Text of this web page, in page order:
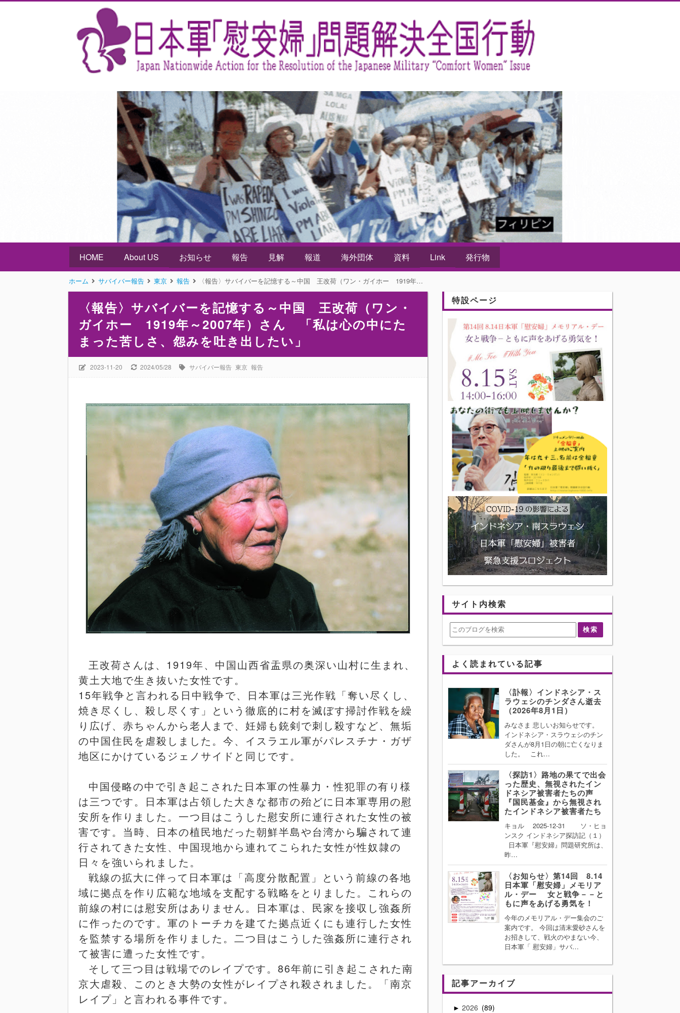
HOME About US お知らせ 報告 見解 報道 海外団体 資料 Link 発行物
ホーム サバイバー報告 東京 報告 〈報告〉サバイバーを記憶する～中国 王改荷（ワン・ガイホー 1919年～2007年）さん 「私は心の中にたまった苦しさ、怨みを吐き出したい」
〈報告〉サバイバーを記憶する～中国 王改荷（ワン・
ガイホー 1919年～2007年）さん 「私は心の中にた
まった苦しさ、怨みを吐き出したい」
2023-11-20 2024/05/28 サバイバー報告 東京 報告
王改荷さんは、 1919年、中国山西省盂県の奥深い山村に生まれ、
黄土大地で生き抜いた女性です。
15年戦争と言われる日中戦争で、日本軍は三光作戦「奪い尽くし、
焼き尽くし、殺し尽くす」という徹底的に村を滅ぼす掃討作戦を繰
り広げ、赤ちゃんから老人まで、妊婦も銃剣で刺し殺すなど、無垢
の中国住民を虐殺しました。今、イスラエル軍がパレスチナ・ガザ
地区にかけているジェノサイドと同じです。
中国侵略の中で引き起こされた日本軍の性暴力・性犯罪の有り様
は三つです。日本軍は占領した大きな都市の殆どに日本軍専用の慰
安所を作りました。一つ目はこうした慰安所に連行された女性の被
害です。当時、日本の植民地だった朝鮮半島や台湾から騙されて連
行されてきた女性、中国現地から連れてこられた女性が性奴隷の
日々を強いられました。
戦線の拡大に伴って日本軍は「高度分散配置」という前線の各地
域に拠点を作り広範な地域を支配する戦略をとりました。これらの
前線の村には慰安所はありません。日本軍は、民家を接収し強姦所
に作ったのです。軍のトーチカを建てた拠点近くにも連行した女性
を監禁する場所を作りました。二つ目はこうした強姦所に連行され
て被害に遭った女性です。
そして三つ目は戦場でのレイプです。86年前に引き起こされた南
京大虐殺、このとき大勢の女性がレイプされ殺されました。「南京
レイプ」と言われる事件です。
特設ページ
サイト内検索
よく読まれている記事
〈訃報〉インドネシア・ス
ラウェシのチンダさん逝去
（2026年8月1日）
みなさま 悲しいお知らせです。
インドネシア・スラウェシのチン
ダさんが8月1日の朝に亡くなりま
した。 これ…
〈探訪1〉路地の果てで出会
った歴史、無視されたイン
ドネシア被害者たちの声
『国民基金』から無視され
たインドネシア被害者たち
キョル 2025-12-31 ソ・ヒョ
ンスク インドネシア探訪記（１）
日本軍『慰安婦』問題研究所は、
昨…
〈お知らせ〉第14回 8.14
日本軍「慰安婦」メモリア
ル・デー 女と戦争－－と
もに声をあげる勇気を！
今年のメモリアル・デー集会のご
案内です。 今回は清末愛砂さんを
お招きして、戦火のやまない今、
日本軍「 慰安婦」サバ…
記事アーカイブ
► 2026 89